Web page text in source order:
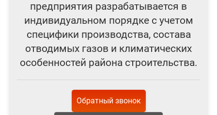
предприятия разрабатывается в
индивидуальном порядке с учетом
специфики производства, состава
отводимых газов и климатических
особенностей района строительства.
Обратный звонок